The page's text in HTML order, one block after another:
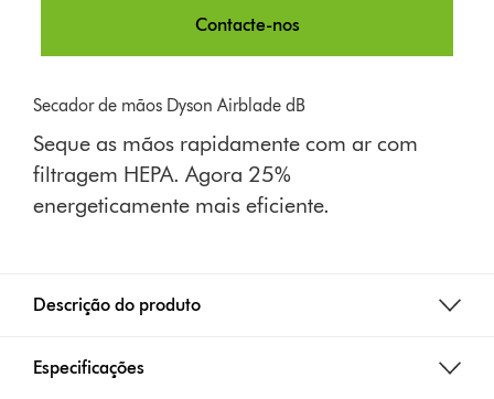
Contacte-nos
Secador de mãos Dyson Airblade dB
Seque as mãos rapidamente com ar com
filtragem HEPA. Agora 25%
energeticamente mais eficiente.
Descrição do produto
Especificações